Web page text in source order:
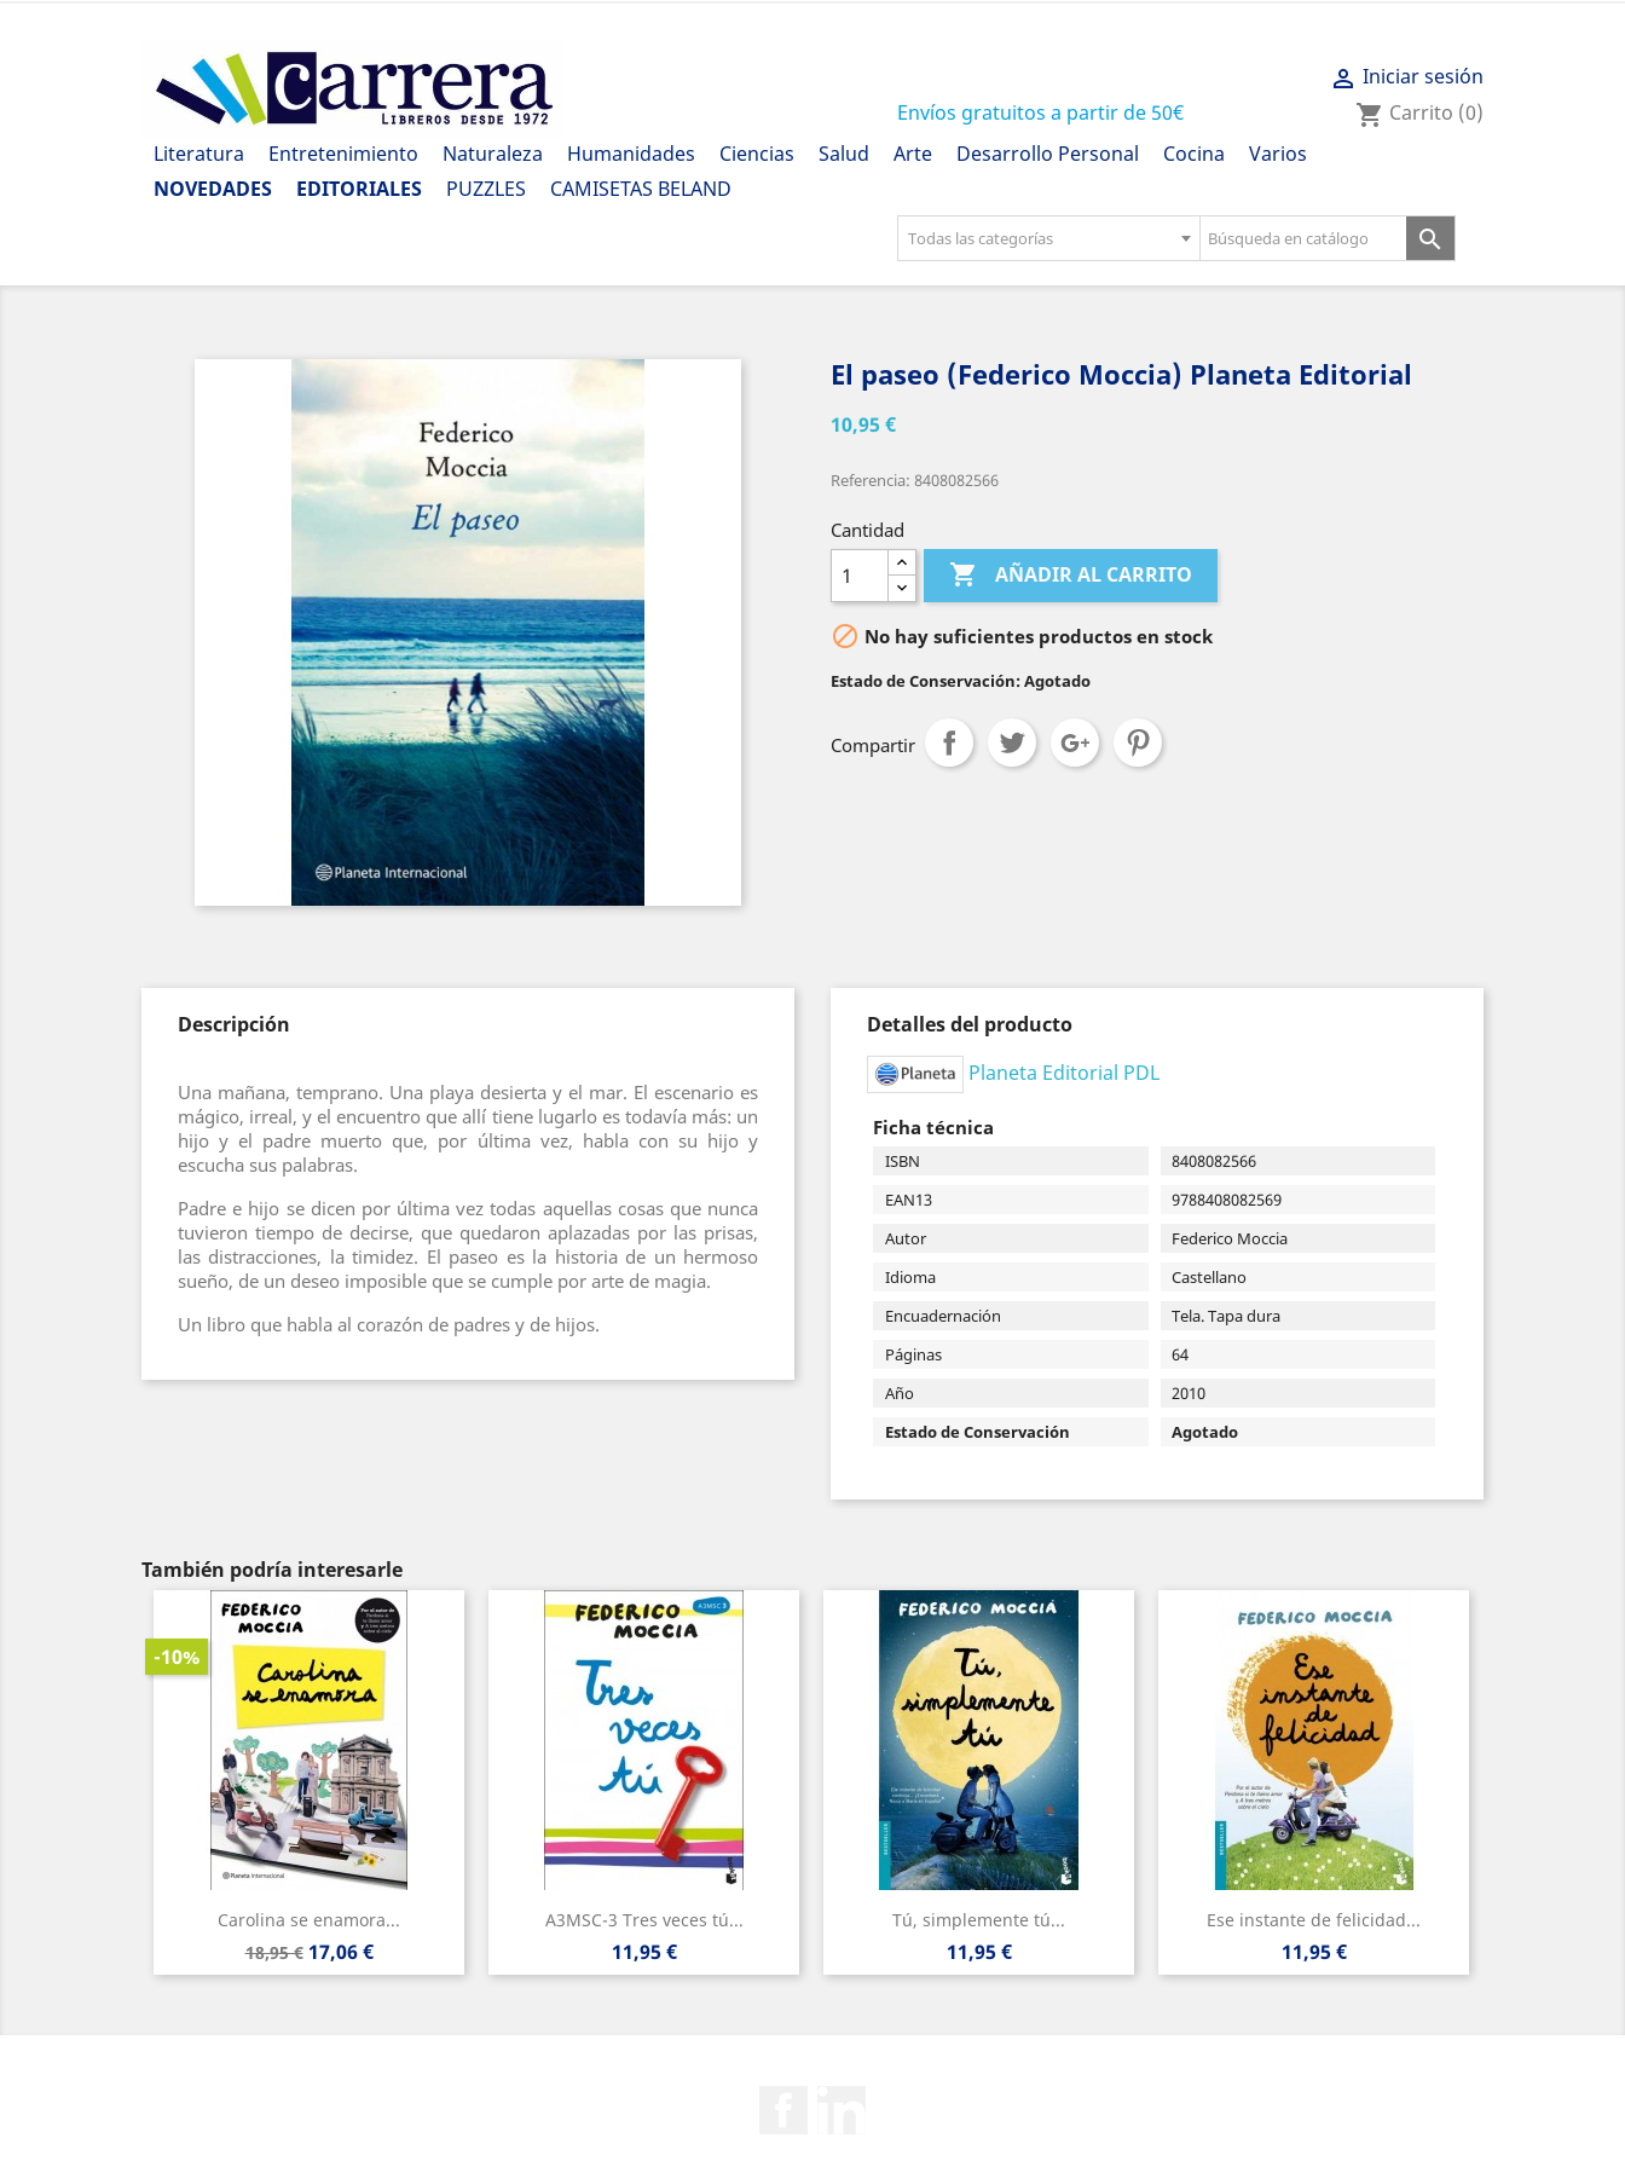
Envíos gratuitos a partir de 50€
Literatura
Entretenimiento Naturaleza Humanidades Ciencias Salud Arte Desarrollo Personal Cocina
Varios
NOVEDADES
EDITORIALES PUZZLES CAMISETAS BELAND
 Iniciar sesión
shopping_cart Carrito (0)
Todas las categorías 
El paseo (Federico Moccia) Planeta Editorial
10,95 €
Referencia: 8408082566
Cantidad
 AÑADIR AL CARRITO
 No hay suficientes productos en stock
Estado de Conservación: Agotado
Compartir
Descripción
Una mañana, temprano. Una playa desierta y el mar. El escenario es
mágico, irreal, y el encuentro que allí tiene lugarlo es todavía más: un
hijo y el padre muerto que, por última vez, habla con su hijo y
escucha sus palabras.
Padre e hijo se dicen por última vez todas aquellas cosas que nunca
tuvieron tiempo de decirse, que quedaron aplazadas por las prisas,
las distracciones, la timidez. El paseo es la historia de un hermoso
sueño, de un deseo imposible que se cumple por arte de magia.
Un libro que habla al corazón de padres y de hijos.
Detalles del producto
Planeta Editorial PDL
Ficha técnica
ISBN
8408082566
EAN13
9788408082569
Autor
Federico Moccia
Idioma
Castellano
Encuadernación
Tela. Tapa dura
Páginas
64
Año
2010
Estado de Conservación
Agotado
También podría interesarle
Carolina se enamora...
Precio
base
18,95 €
-10%
Precio
17,06 €
A3MSC-3 Tres veces tú...
Precio
11,95 €
Tú, simplemente tú...
Precio
11,95 €
Ese instante de felicidad...
Precio
11,95 €